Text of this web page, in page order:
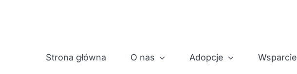
Strona główna O nas Adopcje Wsparcie